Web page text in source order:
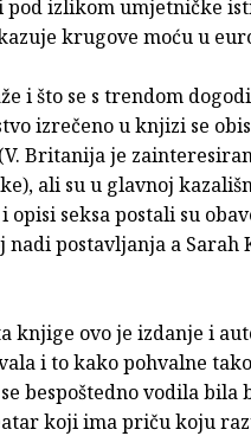
izlikom umjetničke
krugove moću u
i što se s trendom
izrečeno u knjizi se
Britanija je
ali su u glavnoj
opisi seksa postali su
nadi postavljanja a Sarah
knjige ovo je izdanje i
i to kako pohvalne
bespoštedno vodila bila
koji ima priču koju